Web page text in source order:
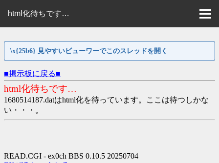
html化待ちです…
\x{25b6} 見やすいビューワーでこのスレッドを開く
■掲示板に戻る■
html化待ちです…
1680514187.datはhtml化を待っています。ここは待つしかな
い・・・。
READ.CGI - ex0ch BBS 0.10.5 20250704